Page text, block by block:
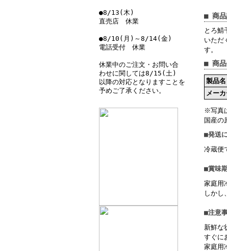
●8/13(木)
直売店 休業
●8/10(月)～8/14(金)
電話受付 休業
休業中のご注文・お問い合
わせに関しては8/15(土)
以降の対応となりますことを
予めご了承ください。
■ 商品
とろ鯖
いただ
す。
■ 商
製品名
メー
※写真
国産の
■発送
冷蔵便
■賞味
家庭用
しかし
■注意
新鮮な
すぐに
家庭用